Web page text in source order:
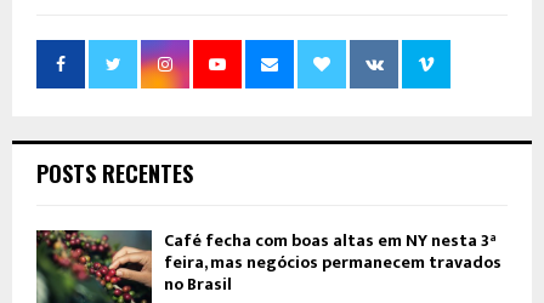
POSTS RECENTES
Café fecha com boas altas em NY nesta 3ª
feira, mas negócios permanecem travados
no Brasil